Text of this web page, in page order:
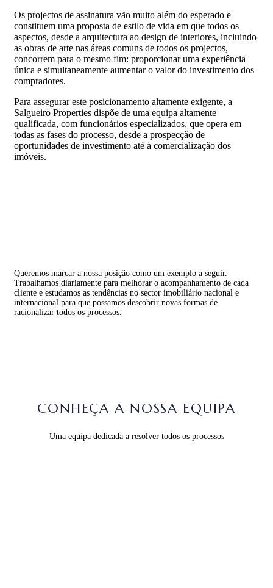
Os projectos de assinatura vão muito além do esperado e
constituem uma proposta de estilo de vida em que todos os
aspectos, desde a arquitectura ao design de interiores, incluindo
as obras de arte nas áreas comuns de todos os projectos,
concorrem para o mesmo fim: proporcionar uma experiência
única e simultaneamente aumentar o valor do investimento dos
compradores.
Para assegurar este posicionamento altamente exigente, a
Salgueiro Properties dispõe de uma equipa altamente
qualificada, com funcionários especializados, que opera em
todas as fases do processo, desde a prospecção de
oportunidades de investimento até à comercialização dos
imóveis.
Queremos marcar a nossa posição como um exemplo a seguir.
Trabalhamos diariamente para melhorar o acompanhamento de cada
cliente e estudamos as tendências no sector imobiliário nacional e
internacional para que possamos descobrir novas formas de
racionalizar todos os processos.
CONHEÇA A NOSSA EQUIPA
Uma equipa dedicada a resolver todos os processos